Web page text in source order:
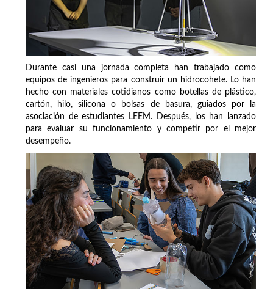
Durante casi una jornada completa han trabajado como
equipos de ingenieros para construir un hidrocohete. Lo han
hecho con materiales cotidianos como botellas de plástico,
cartón, hilo, silicona o bolsas de basura, guiados por la
asociación de estudiantes LEEM. Después, los han lanzado
para evaluar su funcionamiento y competir por el mejor
desempeño.